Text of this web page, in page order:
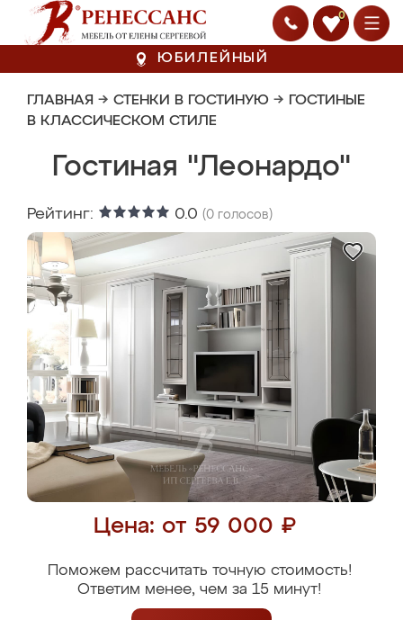
0
ЮБИЛЕЙНЫЙ
ГЛАВНАЯ → СТЕНКИ В ГОСТИНУЮ → ГОСТИНЫЕ
В КЛАССИЧЕСКОМ СТИЛЕ
Гостиная "Леонардо"
Рейтинг: 0.0 (0 голосов)
Цена: от 59 000 ₽
Поможем рассчитать точную стоимость!
Ответим менее, чем за 15 минут!